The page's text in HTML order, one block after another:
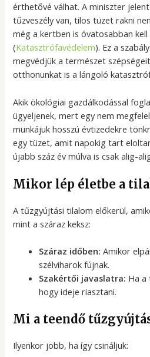
érthetővé válhat. A miniszter
tűzveszély van, tilos tüzet rakni
még a kertben is óvatosabban kell
(Katasztrófavédelem). Ez a
megvédjük a természet
otthonunkat is a lángoló
Akik ökológiai gazdálkodással
ügyeljenek, mert egy nem
munkájuk hosszú évtizedekre
egy tüzet, amit napokig tart
újabb száz év múlva is csak alig-
Mikor lép életbe a
A tűzgyújtási tilalom előkerül,
mint a száraz keksz:
Száraz időben: Amikor
szélviharok fújnak.
Szakértői javaslatra: Ha
hogy ideje riasztani.
Mi a teendő
Ilyenkor jobb, ha így csináljuk: